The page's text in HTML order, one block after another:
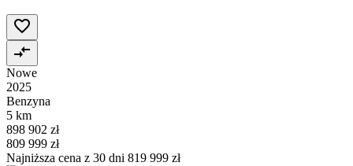
Nowe
2025
Benzyna
5 km
898 902 zł
809 999 zł
Najniższa cena z 30 dni 819 999 zł